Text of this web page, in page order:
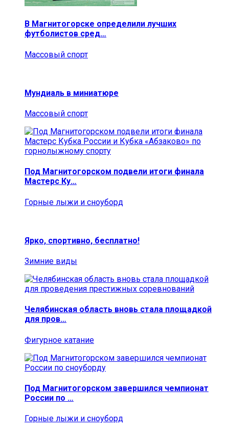
В Магнитогорске определили лучших
футболистов сред…
Массовый спорт
Мундиаль в миниатюре
Массовый спорт
Под Магнитогорском подвели итоги финала
Мастерс Ку…
Горные лыжи и сноуборд
Ярко, спортивно, бесплатно!
Зимние виды
Челябинская область вновь стала площадкой
для пров…
Фигурное катание
Под Магнитогорском завершился чемпионат
России по …
Горные лыжи и сноуборд